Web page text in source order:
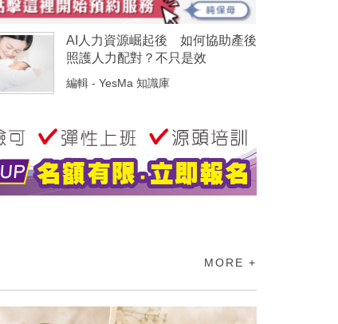
AI人力資源崛起後 如何協助產後
照護人力配對？不只是效
編輯 - YesMa 知識庫
MORE +